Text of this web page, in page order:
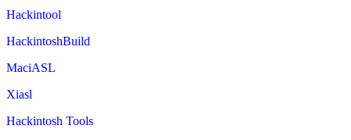
Hackintool
HackintoshBuild
MaciASL
Xiasl
Hackintosh Tools